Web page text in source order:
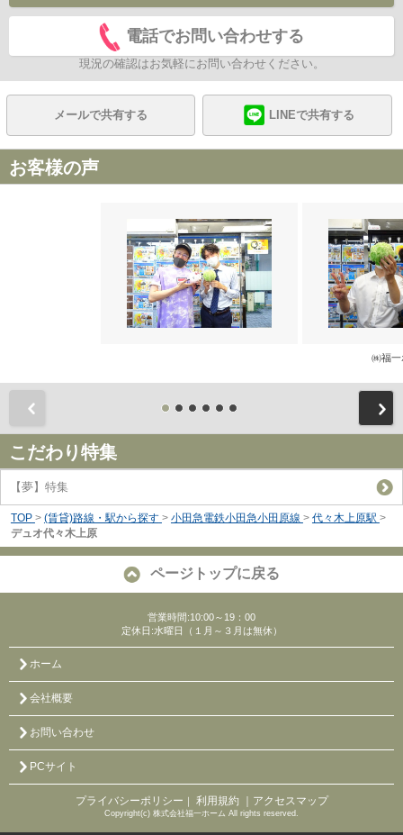
電話でお問い合わせする
現況の確認はお気軽にお問い合わせください。
メールで共有する LINEで共有する
お客様の声
㈱福一
こだわり特集
【夢】特集
TOP > (賃貸)路線・駅から探す > 小田急電鉄小田急小田原線 > 代々木上原駅 >
デュオ代々木上原
ページトップに戻る
営業時間:10:00～19：00
定休日:水曜日（１月～３月は無休）
ホーム
会社概要
お問い合わせ
PCサイト
プライバシーポリシー ｜ 利用規約 ｜アクセスマップ
Copyright(c) 株式会社福一ホーム All rights reserved.